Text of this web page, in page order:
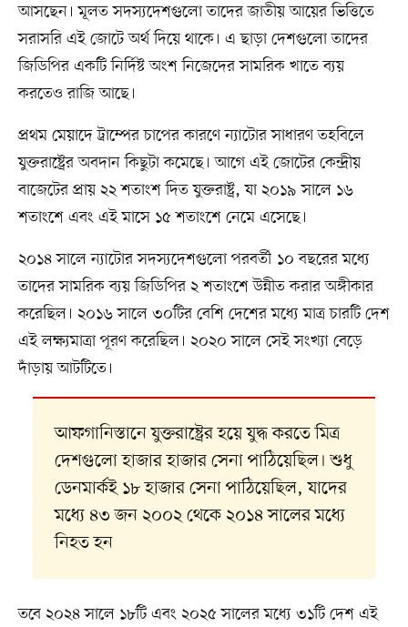
আসছেন। মূলত সদস্যদেশগুলো তাদের জাতীয় আয়ের ভিত্তিতে
সরাসরি এই জোটে অর্থ দিয়ে থাকে। এ ছাড়া দেশগুলো তাদের
জিডিপির একটি নির্দিষ্ট অংশ নিজেদের সামরিক খাতে ব্যয়
করতেও রাজি আছে।
প্রথম মেয়াদে ট্রাম্পের চাপের কারণে ন্যাটোর সাধারণ তহবিলে
যুক্তরাষ্ট্রের অবদান কিছুটা কমেছে। আগে এই জোটের কেন্দ্রীয়
বাজেটের প্রায় ২২ শতাংশ দিত যুক্তরাষ্ট্র, যা ২০১৯ সালে ১৬
শতাংশে এবং এই মাসে ১৫ শতাংশে নেমে এসেছে।
২০১৪ সালে ন্যাটোর সদস্যদেশগুলো পরবর্তী ১০ বছরের মধ্যে
তাদের সামরিক ব্যয় জিডিপির ২ শতাংশে উন্নীত করার অঙ্গীকার
করেছিল। ২০১৬ সালে ৩০টির বেশি দেশের মধ্যে মাত্র চারটি দেশ
এই লক্ষ্যমাত্রা পূরণ করেছিল। ২০২০ সালে সেই সংখ্যা বেড়ে
দাঁড়ায় আটটিতে।
আফগানিস্তানে যুক্তরাষ্ট্রের হয়ে যুদ্ধ করতে মিত্র
দেশগুলো হাজার হাজার সেনা পাঠিয়েছিল। শুধু
ডেনমার্কই ১৮ হাজার সেনা পাঠিয়েছিল, যাদের
মধ্যে ৪৩ জন ২০০২ থেকে ২০১৪ সালের মধ্যে
নিহত হন
তবে ২০২৪ সালে ১৮টি এবং ২০২৫ সালের মধ্যে ৩১টি দেশ এই